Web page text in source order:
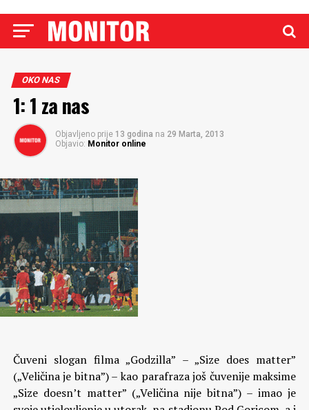
OKO NAS
1: 1 za nas
Objavljeno prije 13 godina na 29 Marta, 2013
Objavio: Monitor online
Čuveni slogan filma „Godzilla” – „Size does matter”
(„Veličina je bitna”) – kao parafraza još čuvenije maksime
„Size doesn’t matter” („Veličina nije bitna”) – imao je